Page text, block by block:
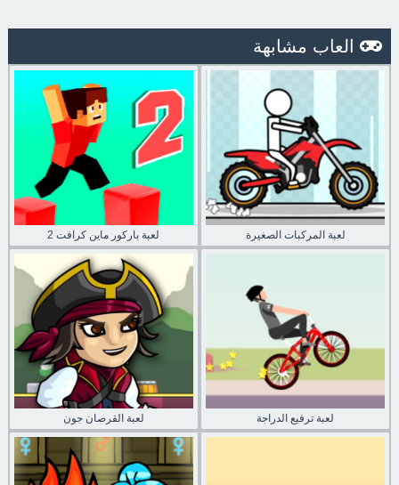
العاب مشابهة
لعبة باركور ماين كرافت 2 لعبة المركبات الصغيرة
لعبة القرصان جون لعبة ترفيع الدراجة